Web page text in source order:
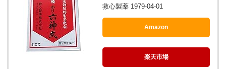
救心製薬 1979-04-01
Amazon
楽天市場